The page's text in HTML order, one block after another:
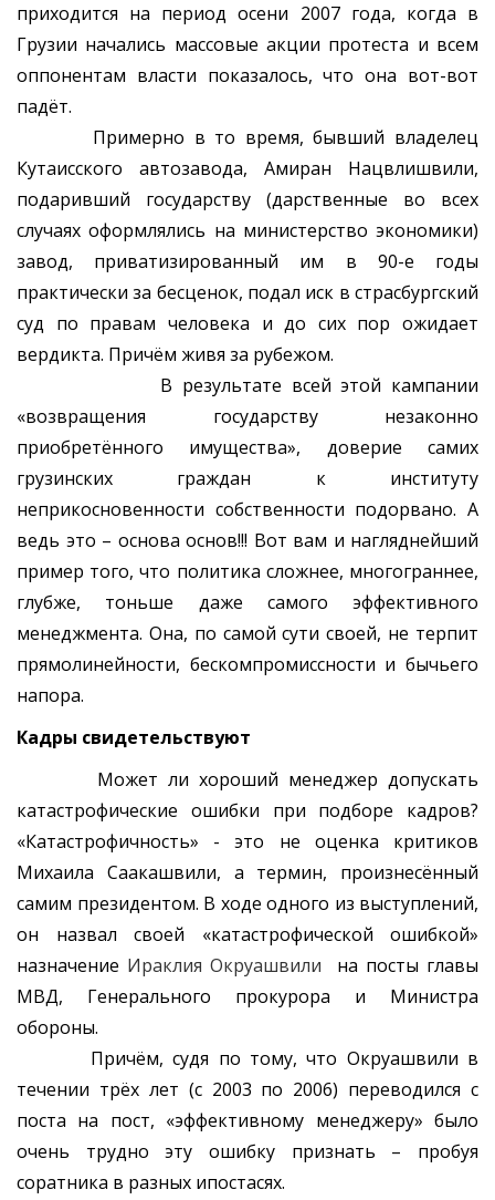
приходится на период осени 2007 года, когда в
Грузии начались массовые акции протеста и всем
оппонентам власти показалось, что она вот-вот
падёт.
Примерно в то время, бывший владелец
Кутаисского автозавода, Амиран Нацвлишвили,
подаривший государству (дарственные во всех
случаях оформлялись на министерство экономики)
завод, приватизированный им в 90-е годы
практически за бесценок, подал иск в страсбургский
суд по правам человека и до сих пор ожидает
вердикта. Причём живя за рубежом.
В результате всей этой кампании
«возвращения государству незаконно
приобретённого имущества», доверие самих
грузинских граждан к институту
неприкосновенности собственности подорвано. А
ведь это – основа основ!!! Вот вам и нагляднейший
пример того, что политика сложнее, многограннее,
глубже, тоньше даже самого эффективного
менеджмента. Она, по самой сути своей, не терпит
прямолинейности, бескомпромиссности и бычьего
напора.
Кадры свидетельствуют
Может ли хороший менеджер допускать
катастрофические ошибки при подборе кадров?
«Катастрофичность» - это не оценка критиков
Михаила Саакашвили, а термин, произнесённый
самим президентом. В ходе одного из выступлений,
он назвал своей «катастрофической ошибкой»
назначение Ираклия Окруашвили
на посты главы
МВД, Генерального прокурора и Министра
обороны.
Причём, судя по тому, что Окруашвили в
течении трёх лет (с 2003 по 2006) переводился с
поста на пост, «эффективному менеджеру» было
очень трудно эту ошибку признать – пробуя
соратника в разных ипостасях.